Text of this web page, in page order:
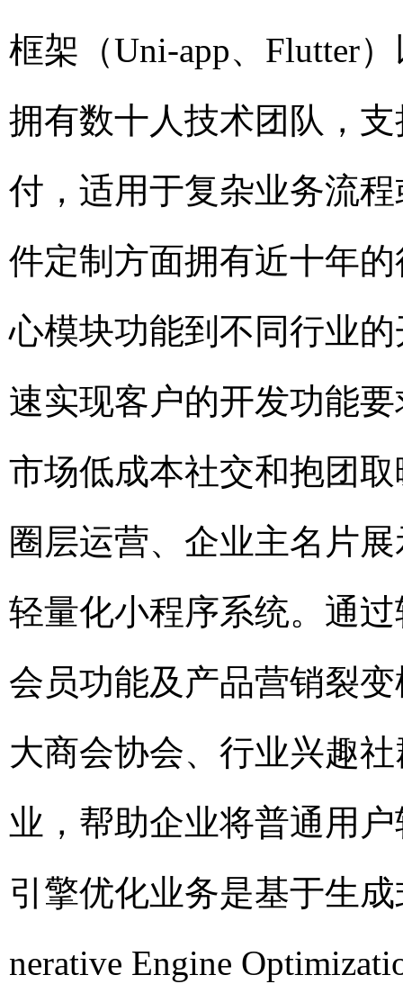
框架（Uni-app、Flutter
拥有数十人技术团队，
付，适用于复杂业务流
件定制方面拥有近十年
心模块功能到不同行业
速实现客户的开发功能
市场低成本社交和抱团
圈层运营、企业主名片
轻量化小程序系统。通
会员功能及产品营销裂
大商会协会、行业兴趣
业，帮助企业将普通用
引擎优化业务是基于生
nerative Engine